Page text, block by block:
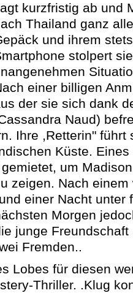
kurzfristig ab und
Thailand ganz
und ihrem
stolpert
einer billigen
der sie sich dank
Naud)
Ihre ,Retterin" führt
Küste.
um
zeigen. Nach
einer Nacht unter
Morgen
junge
Fremden..
Lobes für diesen
Thriller. .Klug